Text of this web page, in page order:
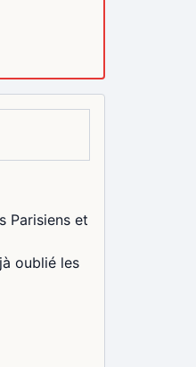
Parisiens et
oublié les